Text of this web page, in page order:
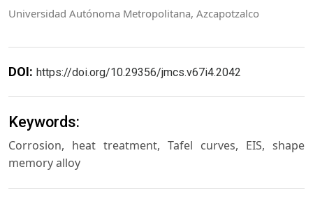
Universidad Autónoma Metropolitana, Azcapotzalco
DOI: https://doi.org/10.29356/jmcs.v67i4.2042
Keywords:
Corrosion, heat treatment, Tafel curves, EIS, shape
memory alloy